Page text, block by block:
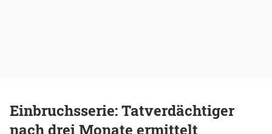
Einbruchsserie: Tatverdächtiger
nach drei Monate ermittelt